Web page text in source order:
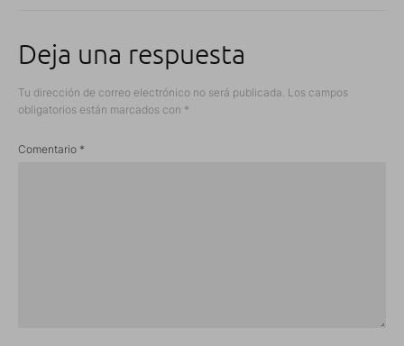
Deja una respuesta
Tu dirección de correo electrónico no será publicada. Los campos
obligatorios están marcados con *
Comentario *